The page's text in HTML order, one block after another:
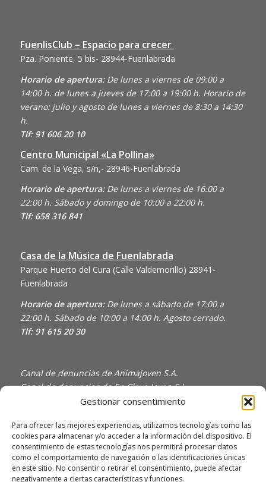
Gestionar consentimiento
Para ofrecer las mejores experiencias, utilizamos tecnologías como las
cookies para almacenar y/o acceder a la información del dispositivo. El
consentimiento de estas tecnologías nos permitirá procesar datos
como el comportamiento de navegación o las identificaciones únicas
en este sitio. No consentir o retirar el consentimiento, puede afectar
negativamente a ciertas características y funciones.
FuenlisClub – Espacio para crecer
Pza. Poniente, 5 bis- 28944-Fuenlabrada
Horario de apertura:De lunes a viernes de 09:00 a
14:00 h. de lunes a jueves de 17:00 a 19:00 h. Horario de
verano: julio y agosto de lunes a viernes de 8:30 a 14:30
h.
Tlf: 91 606 20 10
Centro Municipal «La Pollina»
Cam. de la Vega, s/n,- 28946-Fuenlabrada
Horario de apertura: De lunes a viernes de 16:00 a
22:00 h. Sábado y domingo de 10:00 a 22:00 h.
Tlf: 658 316 841
Casa de la Música de Fuenlabrada
Parque Huerto del Cura (Calle Valdemorillo) 28941-
Fuenlabrada
Horario de apertura: De lunes a sábado de 17:00 a
22:00 h. Sábado de 10:00 a 14:00 h. Agosto cerrado.
Tlf: 91 615 20 30
Canal de denuncias de Animajoven S.A.
Canal de denuncias de En Clave Joven S.L.
Política de Privacidad y Uso de Cookies
Política de calidad